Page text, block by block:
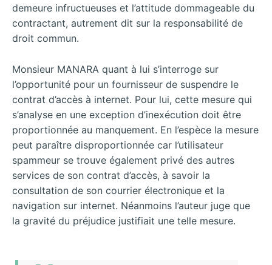
demeure infructueuses et l’attitude dommageable du
contractant, autrement dit sur la responsabilité de
droit commun.
Monsieur MANARA quant à lui s’interroge sur
l’opportunité pour un fournisseur de suspendre le
contrat d’accès à internet. Pour lui, cette mesure qui
s’analyse en une exception d’inexécution doit être
proportionnée au manquement. En l’espèce la mesure
peut paraître disproportionnée car l’utilisateur
spammeur se trouve également privé des autres
services de son contrat d’accès, à savoir la
consultation de son courrier électronique et la
navigation sur internet. Néanmoins l’auteur juge que
la gravité du préjudice justifiait une telle mesure.